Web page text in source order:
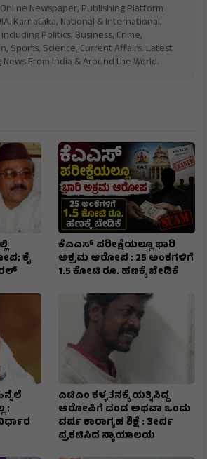
Newspaper, Publishing Platform
Karnataka, National & International,
Politics, Business, Crime,
Sports, Science, Current Affairs. Latest
News From India & Around the World.
ಕೈ
ಕೆಎಎಸ್ ಪರೀಕ್ಷೆಯಲ್ಲೂ ಭಾರಿ
ಅಕ್ರಮ ಆರೋಪ : 25 ಅಂಕಗಳಿಗೆ
1.5 ಕೋಟಿ ರೂ. ಹಣಕ್ಕೆ ಬೇಡಿಕೆ
:
ಎಟಿಎಂ ಕಳ್ಳತನಕ್ಕೆ ಯತ್ನಿಸಿದ್ದ
ಆರೋಪಿಗೆ ದಂಡ ಅಥವಾ ಒಂದು
ವರ್ಷ ಕಾರಾಗೃಹ ಶಿಕ್ಷೆ : ತೀರ್ಪ
ಪ್ರಕಟಿಸಿದ ನ್ಯಾಯಾಲಯ